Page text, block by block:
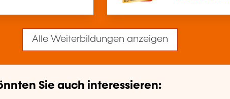
Alle Weiterbildungen anzeigen
Sie auch interessieren: